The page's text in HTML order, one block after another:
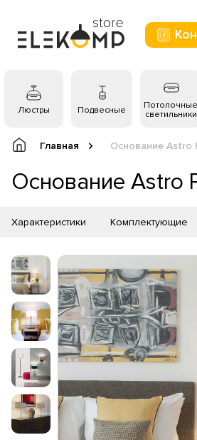
Люстры Подвесные
Потолочные
светильники
Главная Основание Astro
Основание Astro
Характеристики Комплектующие